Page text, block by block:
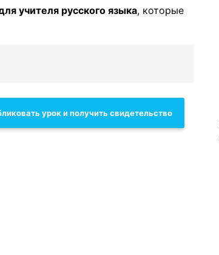
учителя русского языка, которые
урок и получить свидетельство